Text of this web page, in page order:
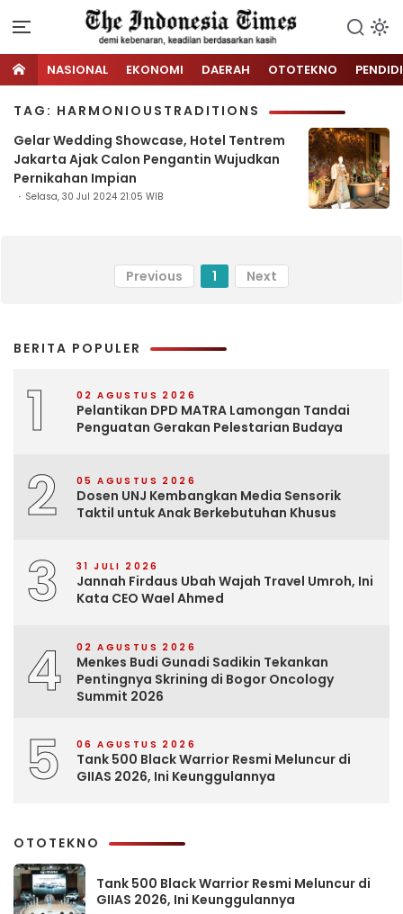
NASIONAL EKONOMI DAERAH OTOTEKNO
TAG: HARMONIOUSTRADITIONS
Gelar Wedding Showcase, Hotel Tentrem
Jakarta Ajak Calon Pengantin Wujudkan
Pernikahan Impian
Selasa, 30 Jul 2024 21:05 WIB
Previous 1 Next
BERITA POPULER
1 02 AGUSTUS 2026
Pelantikan DPD MATRA Lamongan Tandai
Penguatan Gerakan Pelestarian Budaya
2 05 AGUSTUS 2026
Dosen UNJ Kembangkan Media Sensorik
Taktil untuk Anak Berkebutuhan Khusus
3 31 JULI 2026
Jannah Firdaus Ubah Wajah Travel Umroh, Ini
Kata CEO Wael Ahmed
4 02 AGUSTUS 2026
Menkes Budi Gunadi Sadikin Tekankan
Pentingnya Skrining di Bogor Oncology
Summit 2026
5 06 AGUSTUS 2026
Tank 500 Black Warrior Resmi Meluncur di
GIIAS 2026, Ini Keunggulannya
OTOTEKNO
Tank 500 Black Warrior Resmi Meluncur di
GIIAS 2026, Ini Keunggulannya